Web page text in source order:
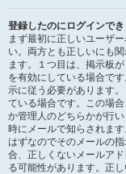
登録したのにログインでき
まず最初に正しいユーザ
い。両方とも正しいにも
ます。１つ目は、掲示板
を有効にしている場合で
示に従う必要があります
ている場合です。この場
か管理人のどちらかが行
時にメールで知らされま
はずなのでそのメールの
合、正しくないメールア
る可能性があります。正